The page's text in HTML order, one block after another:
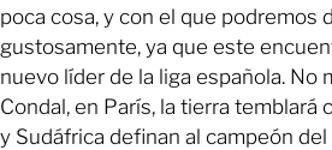
poca cosa, y con el que podremos
gustosamente, ya que este
nuevo líder de la liga española. No
Condal, en París, la tierra temblará
y Sudáfrica definan al campeón